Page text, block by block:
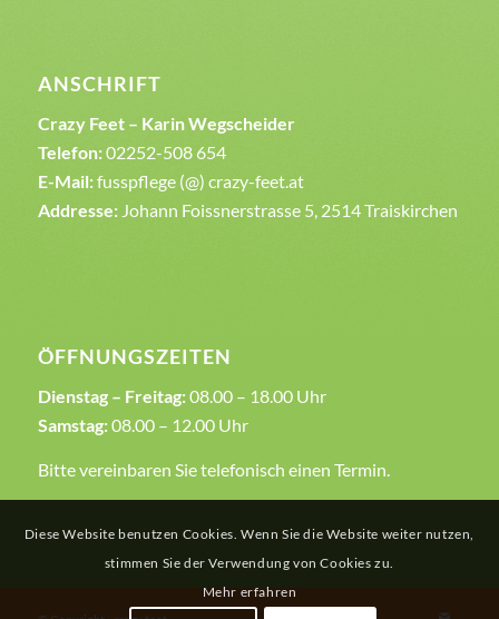
ANSCHRIFT
Crazy Feet – Karin Wegscheider
Telefon:02252-508 654
E-Mail:fusspflege (@) crazy-feet.at
Addresse:Johann Foissnerstrasse 5, 2514 Traiskirchen
ÖFFNUNGSZEITEN
Dienstag – Freitag:08.00 – 18.00 Uhr
Samstag:08.00 – 12.00 Uhr
Bitte vereinbaren Sie telefonisch einen Termin.
Diese Website benutzen Cookies. Wenn Sie die Website weiter nutzen,
stimmen Sie der Verwendung von Cookies zu.
Mehr erfahren